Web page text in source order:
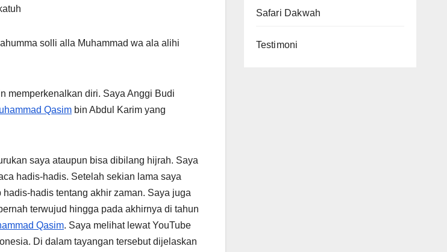
solli alla Muhammad wa ala alihi
memperkenalkan diri. Saya Anggi Budi
Qasim bin Abdul Karim yang
saya ataupun bisa dibilang hijrah. Saya
hadis-hadis. Setelah sekian lama saya
hadis tentang akhir zaman. Saya juga
Qasim. Saya melihat lewat YouTube
Di dalam tayangan tersebut dijelaskan
Safari Dakwah
Testimoni